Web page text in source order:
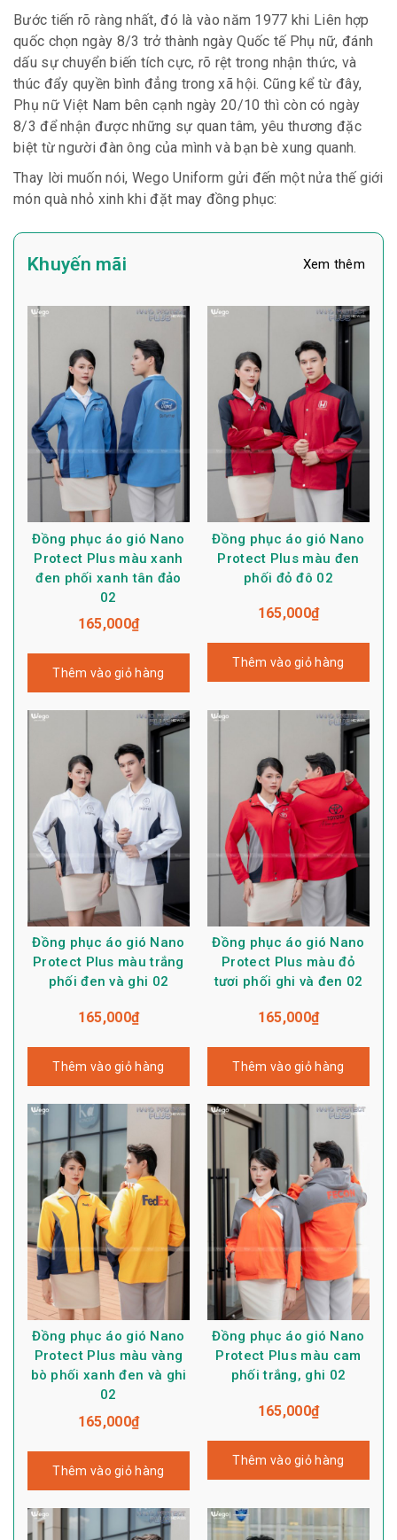
Bước tiến rõ ràng nhất, đó là vào năm 1977 khi Liên hợp
quốc chọn ngày 8/3 trở thành ngày Quốc tế Phụ nữ, đánh
dấu sự chuyển biến tích cực, rõ rệt trong nhận thức, và
thúc đẩy quyền bình đẳng trong xã hội. Cũng kể từ đây,
Phụ nữ Việt Nam bên cạnh ngày 20/10 thì còn có ngày
8/3 để nhận được những sự quan tâm, yêu thương đặc
biệt từ người đàn ông của mình và bạn bè xung quanh.
Thay lời muốn nói, Wego Uniform gửi đến một nửa thế giới
món quà nhỏ xinh khi đặt may đồng phục:
Khuyến mãi Xem thêm
Đồng phục áo gió Nano
Protect Plus màu xanh
đen phối xanh tân đảo
02
165,000₫
Thêm vào giỏ hàng
Đồng phục áo gió Nano
Protect Plus màu đen
phối đỏ đô 02
165,000₫
Thêm vào giỏ hàng
Đồng phục áo gió Nano
Protect Plus màu trắng
phối đen và ghi 02
165,000₫
Thêm vào giỏ hàng
Đồng phục áo gió Nano
Protect Plus màu đỏ
tươi phối ghi và đen 02
165,000₫
Thêm vào giỏ hàng
Đồng phục áo gió Nano
Protect Plus màu vàng
bò phối xanh đen và ghi
02
165,000₫
Thêm vào giỏ hàng
Đồng phục áo gió Nano
Protect Plus màu cam
phối trắng, ghi 02
165,000₫
Thêm vào giỏ hàng